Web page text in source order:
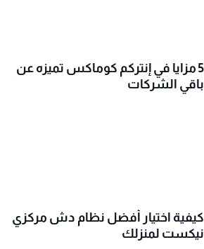
5 مزايا في إنتركم كوماكس تميزه عن
باقي الشركات
كيفية اختيار أفضل نظام دش مركزي
نيكست لمنزلك